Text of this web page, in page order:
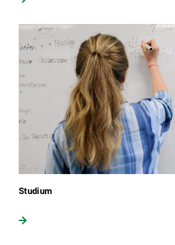
Studium